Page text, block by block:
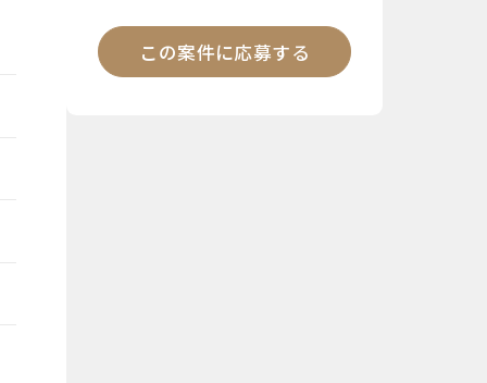
この案件に応募する